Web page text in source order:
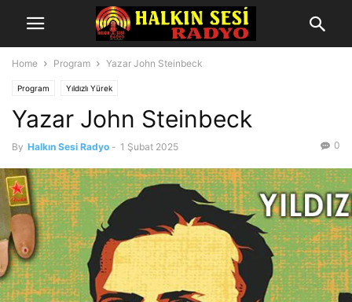
Home Program Yazar John Steinbeck
Program Yıldızlı Yürek
Yazar John Steinbeck
By Halkın Sesi Radyo - 1 Şubat 2025 0